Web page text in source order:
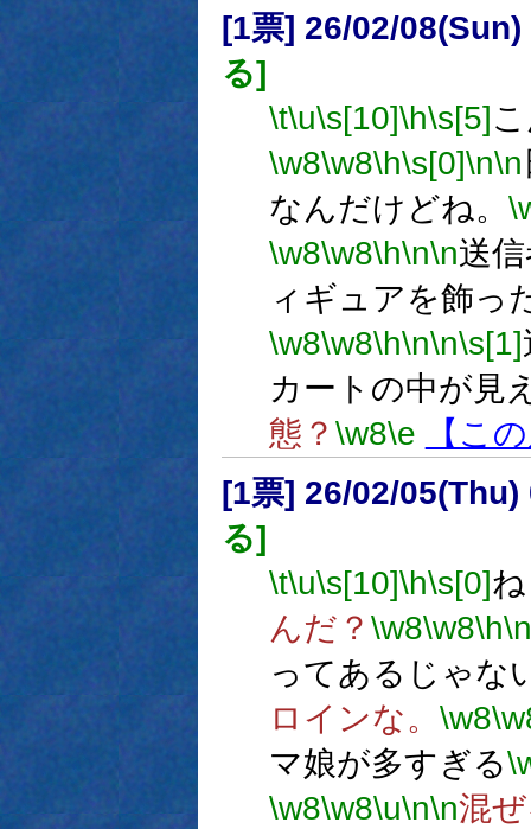
[1票] 26/02/
る]
\t\u\s[10]\h\s[5]
\w8\w8\h\s[0]\n\n
なんだけどね。
\w8\w8\h\n\n送
ィギュアを飾っ
\w8\w8\h\n\n\s[1]
カートの中が見
態？ \w8\e
【こ
[1票] 26/02/
る]
\t\u\s[10]\h\s[0]
んだ？ \w8\w8\h\n
ってあるじゃな
ロインな。 \w8
マ娘が多すぎる
\w8\w8\u\n\n混